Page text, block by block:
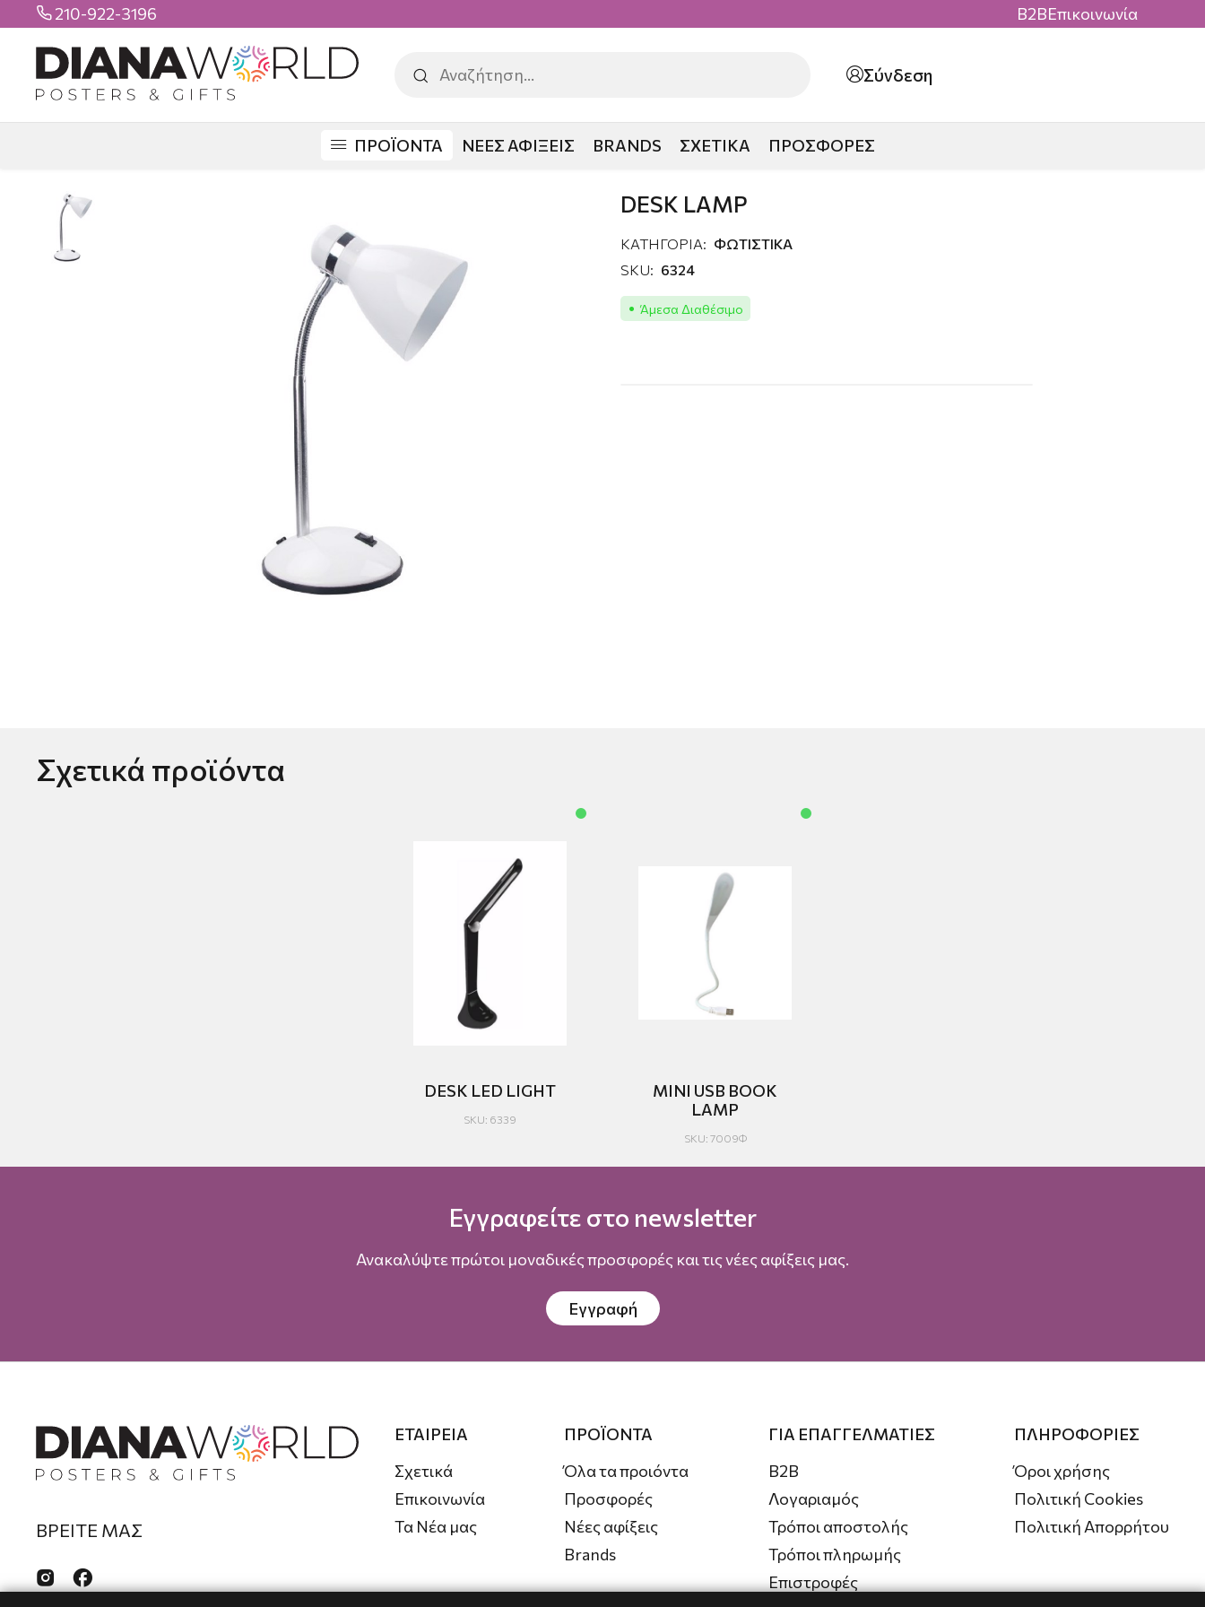
 210-922-3196 B2BΕπικοινωνία
Σύνδεση
ΠΡΟΪΟΝΤΑ ΝΕΕΣ ΑΦΙΞΕΙΣ BRANDS ΣΧΕΤΙΚΑ ΠΡΟΣΦΟΡΕΣ
DESK LAMP
ΚΑΤΗΓΟΡΙΑ: ΦΩΤΙΣΤΙΚΑ
SKU: 6324
Άμεσα Διαθέσιμο
Σχετικά προϊόντα
DESK LED LIGHT
SKU: 6339
MINI USB BOOK
LAMP
SKU: 7009Φ
Εγγραφείτε στο newsletter
Ανακαλύψτε πρώτοι μοναδικές προσφορές και τις νέες αφίξεις μας.
Εγγραφή
ΒΡΕΙΤΕ ΜΑΣ
 
ΕΤΑΙΡΕΙΑ
Σχετικά
Επικοινωνία
Τα Νέα μας
ΠΡΟΪΟΝΤΑ
Όλα τα προιόντα
Προσφορές
Νέες αφίξεις
Brands
ΓΙΑ ΕΠΑΓΓΕΛΜΑΤΙΕΣ
B2B
Λογαριαμός
Τρόποι αποστολής
Τρόποι πληρωμής
Επιστροφές
ΠΛΗΡΟΦΟΡΙΕΣ
Όροι χρήσης
Πολιτική Cookies
Πολιτική Απορρήτου